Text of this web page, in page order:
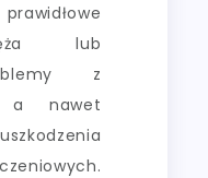
lub
z
a nawet